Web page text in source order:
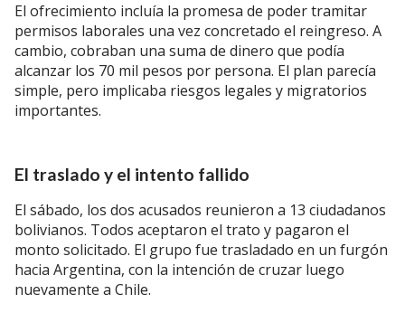
El ofrecimiento incluía la promesa de poder tramitar
permisos laborales una vez concretado el reingreso. A
cambio, cobraban una suma de dinero que podía
alcanzar los 70 mil pesos por persona. El plan parecía
simple, pero implicaba riesgos legales y migratorios
importantes.
El traslado y el intento fallido
El sábado, los dos acusados reunieron a 13 ciudadanos
bolivianos. Todos aceptaron el trato y pagaron el
monto solicitado. El grupo fue trasladado en un furgón
hacia Argentina, con la intención de cruzar luego
nuevamente a Chile.